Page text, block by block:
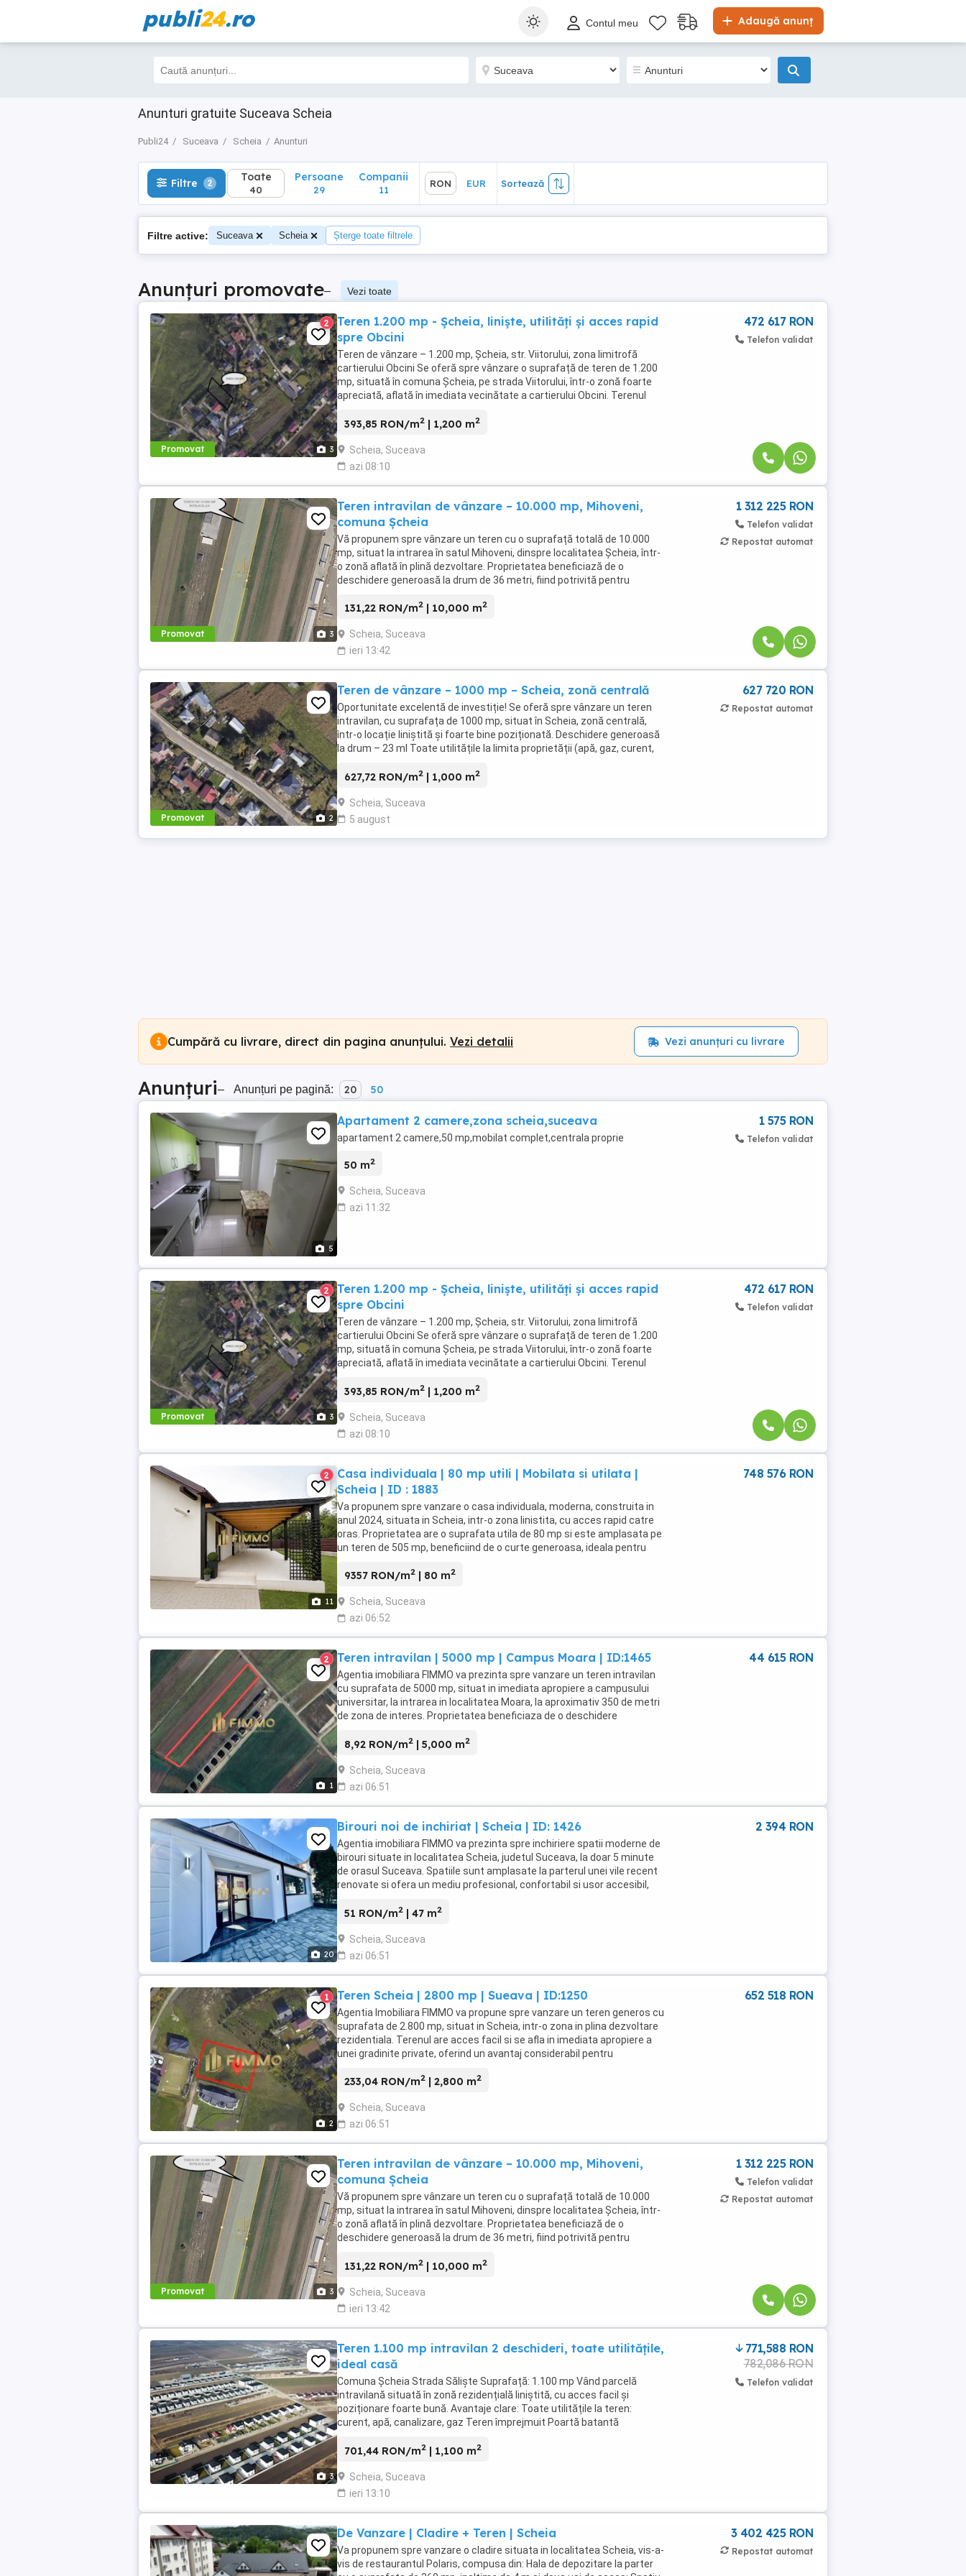
publi24.ro Adaugă anunț
Contul meu
Anunturi gratuite Suceava Scheia
Publi24 Suceava Scheia Anunturi
Filtre 2 Toate
40
Sortează
Filtre 2 Toate
40
Persoane
29
Companii
11
RON EUR Sortează
Filtre active: Suceava Scheia Șterge toate filtrele
Anunțuri promovate– Vezi toate
Promovat 3
2
Teren 1.200 mp - Șcheia, liniște, utilități și acces rapid
spre Obcini
Teren de vânzare – 1.200 mp, Șcheia, str. Viitorului, zona limitrofă
cartierului Obcini Se oferă spre vânzare o suprafață de teren de 1.200
mp, situată în comuna Șcheia, pe strada Viitorului, într-o zonă foarte
apreciată, aflată în imediata vecinătate a cartierului Obcini. Terenul
393,85 RON/m2 | 1,200 m2
Scheia, Suceava
azi 08:10
472 617 RON
Telefon validat
Promovat 3
Teren intravilan de vânzare – 10.000 mp, Mihoveni,
comuna Șcheia
Vă propunem spre vânzare un teren cu o suprafață totală de 10.000
mp, situat la intrarea în satul Mihoveni, dinspre localitatea Șcheia, într-
o zonă aflată în plină dezvoltare. Proprietatea beneficiază de o
deschidere generoasă la drum de 36 metri, fiind potrivită pentru
131,22 RON/m2 | 10,000 m2
Scheia, Suceava
ieri 13:42
1 312 225 RON
Telefon validat
Repostat automat
Promovat 2
Teren de vânzare – 1000 mp – Scheia, zonă centrală
Oportunitate excelentă de investiție! Se oferă spre vânzare un teren
intravilan, cu suprafața de 1000 mp, situat în Scheia, zonă centrală,
într-o locație liniștită și foarte bine poziționată. Deschidere generoasă
la drum – 23 ml Toate utilitățile la limita proprietății (apă, gaz, curent,
627,72 RON/m2 | 1,000 m2
Scheia, Suceava
5 august
627 720 RON
Repostat automat
Cumpără cu livrare, direct din pagina anunțului. Vezi detalii Vezi anunțuri cu livrare
Anunțuri– Anunțuri pe pagină: 20 50
5
Apartament 2 camere,zona scheia,suceava
apartament 2 camere,50 mp,mobilat complet,centrala proprie
50 m2
Scheia, Suceava
azi 11:32
1 575 RON
Telefon validat
Promovat 3
2
Teren 1.200 mp - Șcheia, liniște, utilități și acces rapid
spre Obcini
Teren de vânzare – 1.200 mp, Șcheia, str. Viitorului, zona limitrofă
cartierului Obcini Se oferă spre vânzare o suprafață de teren de 1.200
mp, situată în comuna Șcheia, pe strada Viitorului, într-o zonă foarte
apreciată, aflată în imediata vecinătate a cartierului Obcini. Terenul
393,85 RON/m2 | 1,200 m2
Scheia, Suceava
azi 08:10
472 617 RON
Telefon validat
11
2
Casa individuala | 80 mp utili | Mobilata si utilata |
Scheia | ID : 1883
Va propunem spre vanzare o casa individuala, moderna, construita in
anul 2024, situata in Scheia, intr-o zona linistita, cu acces rapid catre
oras. Proprietatea are o suprafata utila de 80 mp si este amplasata pe
un teren de 505 mp, beneficiind de o curte generoasa, ideala pentru
9357 RON/m2 | 80 m2
Scheia, Suceava
azi 06:52
748 576 RON
1
2 Teren intravilan | 5000 mp | Campus Moara | ID:1465
Agentia imobiliara FIMMO va prezinta spre vanzare un teren intravilan
cu suprafata de 5000 mp, situat in imediata apropiere a campusului
universitar, la intrarea in localitatea Moara, la aproximativ 350 de metri
de zona de interes. Proprietatea beneficiaza de o deschidere
8,92 RON/m2 | 5,000 m2
Scheia, Suceava
azi 06:51
44 615 RON
20
Birouri noi de inchiriat | Scheia | ID: 1426
Agentia imobiliara FIMMO va prezinta spre inchiriere spatii moderne de
birouri situate in localitatea Scheia, judetul Suceava, la doar 5 minute
de orasul Suceava. Spatiile sunt amplasate la parterul unei vile recent
renovate si ofera un mediu profesional, confortabil si usor accesibil,
51 RON/m2 | 47 m2
Scheia, Suceava
azi 06:51
2 394 RON
2
1 Teren Scheia | 2800 mp | Sueava | ID:1250
Agentia Imobiliara FIMMO va propune spre vanzare un teren generos cu
suprafata de 2.800 mp, situat in Scheia, intr-o zona in plina dezvoltare
rezidentiala. Terenul are acces facil si se afla in imediata apropiere a
unei gradinite private, oferind un avantaj considerabil pentru
233,04 RON/m2 | 2,800 m2
Scheia, Suceava
azi 06:51
652 518 RON
Promovat 3
Teren intravilan de vânzare – 10.000 mp, Mihoveni,
comuna Șcheia
Vă propunem spre vânzare un teren cu o suprafață totală de 10.000
mp, situat la intrarea în satul Mihoveni, dinspre localitatea Șcheia, într-
o zonă aflată în plină dezvoltare. Proprietatea beneficiază de o
deschidere generoasă la drum de 36 metri, fiind potrivită pentru
131,22 RON/m2 | 10,000 m2
Scheia, Suceava
ieri 13:42
1 312 225 RON
Telefon validat
Repostat automat
3
Teren 1.100 mp intravilan 2 deschideri, toate utilitățile,
ideal casă
Comuna Șcheia Strada Săliște Suprafață: 1.100 mp Vând parcelă
intravilană situată în zonă rezidențială liniștită, cu acces facil și
poziționare foarte bună. Avantaje clare: Toate utilitățile la teren:
curent, apă, canalizare, gaz Teren împrejmuit Poartă batantă
701,44 RON/m2 | 1,100 m2
Scheia, Suceava
ieri 13:10
771,588 RON
782,086 RON
Telefon validat
De Vanzare | Cladire + Teren | Scheia
Va propunem spre vanzare o cladire situata in localitatea Scheia, vis-a-
vis de restaurantul Polaris, compusa din: Hala de depozitare la parter
3 402 425 RON
Repostat automat